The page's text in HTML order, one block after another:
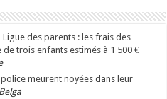
des parents : les frais des
trois enfants estimés à 1 500 €
meurent noyées dans leur